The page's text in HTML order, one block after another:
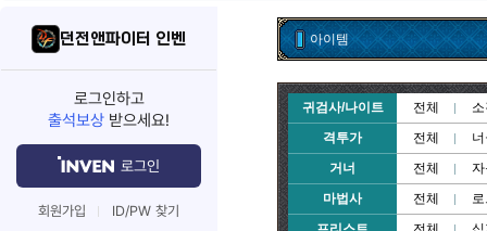
던전앤파이터 인벤
로그인하고
출석보상 받으세요!
로그인
회원가입 ID/PW 찾기
아이템
귀검사/나이트 전체
격투가
전체
거너
전체
마법사
전체